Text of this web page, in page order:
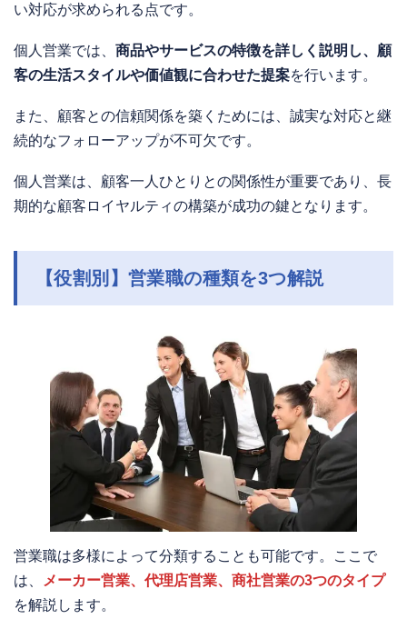
い対応が求められる点です。
個人営業では、 商品やサービスの特徴を詳しく説明し、顧
客の生活スタイルや価値観に合わせた提案を行います。
また、顧客との信頼関係を築くためには、誠実な対応と継
続的なフォローアップが不可欠です。
個人営業は、顧客一人ひとりとの関係性が重要であり、長
期的な顧客ロイヤルティの構築が成功の鍵となります。
【役割別】営業職の種類を3つ解説
営業職は多様によって分類することも可能です。ここで
は、
メーカー営業、代理店営業、商社営業の3つのタイプ
を解説します。